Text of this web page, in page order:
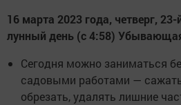
16 марта 2023 года, четверг,
лунный день (с 4:58)
Сегодня можно заниматься
садовыми работами —
обрезать, удалять лишние